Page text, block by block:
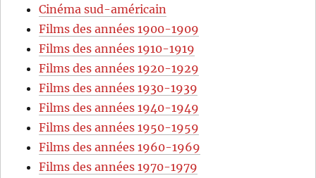
Cinéma sud-américain
Films des années 1900-1909
Films des années 1910-1919
Films des années 1920-1929
Films des années 1930-1939
Films des années 1940-1949
Films des années 1950-1959
Films des années 1960-1969
Films des années 1970-1979